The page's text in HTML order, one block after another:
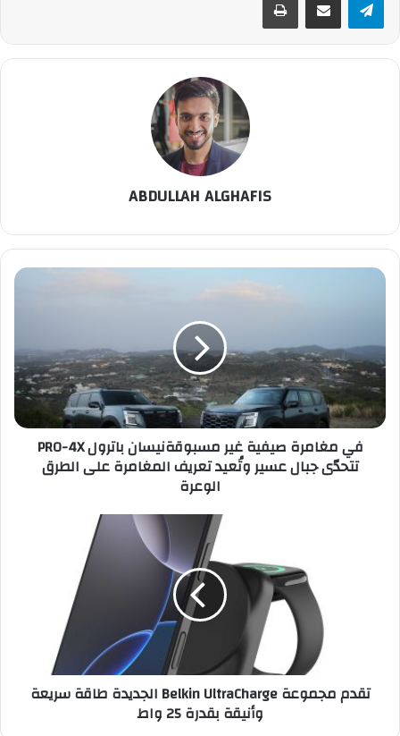
ABDULLAH ALGHAFIS
في
مسبوقةنيسان
باترول
PRO-
4X
تتحدّى
عسير
في مغامرة صيفية غير مسبوقةنيسان باترول PRO-4X
تتحدّى جبال عسير وتُعيد تعريف المغامرة على الطرق
الوعرة
تقدم مجموعة Belkin UltraCharge الجديدة طاقة سريعة
وأنيقة بقدرة 25 واط